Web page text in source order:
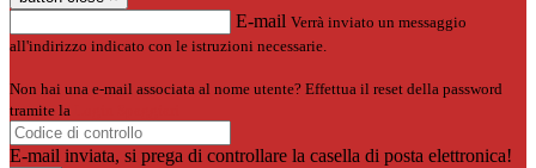
E-mail Verrà inviato un messaggio
all'indirizzo indicato con le istruzioni necessarie.
Non hai una e-mail associata al nome utente? Effettua il reset della password
tramite la
E-mail inviata, si prega di controllare la casella di posta elettronica!